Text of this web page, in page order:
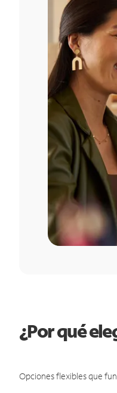
¿Por qué
Opciones flexibles que